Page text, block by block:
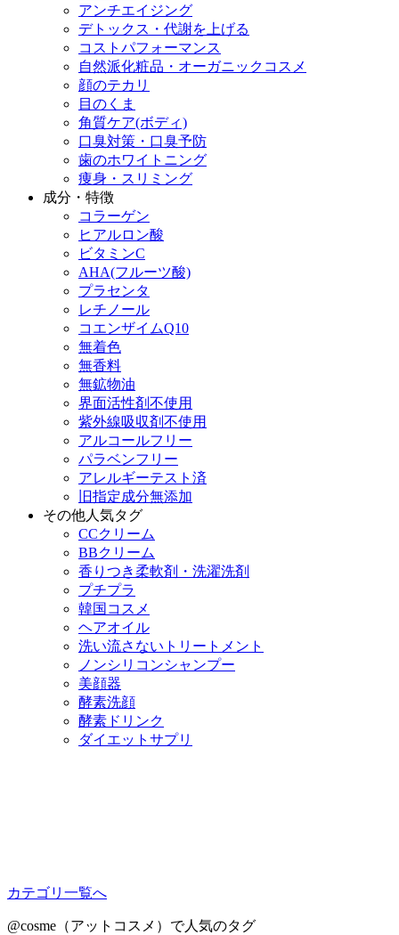
アンチエイジング
デトックス・代謝を上げる
コストパフォーマンス
自然派化粧品・オーガニックコスメ
顔のテカリ
目のくま
角質ケア(ボディ)
口臭対策・口臭予防
歯のホワイトニング
痩身・スリミング
成分・特徴
コラーゲン
ヒアルロン酸
ビタミンC
AHA(フルーツ酸)
プラセンタ
レチノール
コエンザイムQ10
無着色
無香料
無鉱物油
界面活性剤不使用
紫外線吸収剤不使用
アルコールフリー
パラベンフリー
アレルギーテスト済
旧指定成分無添加
その他人気タグ
CCクリーム
BBクリーム
香りつき柔軟剤・洗濯洗剤
プチプラ
韓国コスメ
ヘアオイル
洗い流さないトリートメント
ノンシリコンシャンプー
美顔器
酵素洗顔
酵素ドリンク
ダイエットサプリ
カテゴリ一覧へ
@cosme（アットコスメ）で人気のタグ